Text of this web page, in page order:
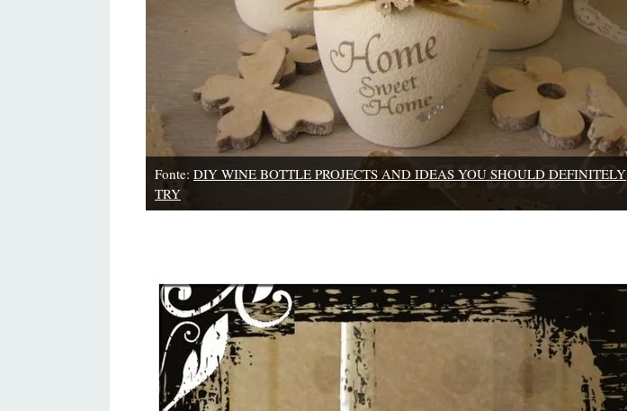
Fonte: DIY WINE BOTTLE PROJECTS AND IDEAS YOU SHOULD DEFINITELY
TRY